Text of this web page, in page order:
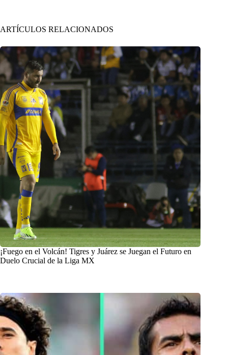
ARTÍCULOS RELACIONADOS
¡Fuego en el Volcán! Tigres y Juárez se Juegan el Futuro en
Duelo Crucial de la Liga MX